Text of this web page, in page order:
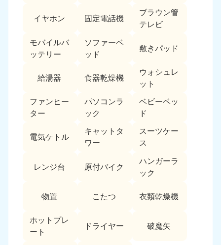
イヤホン 固定電話機
ブラウン管
テレビ
モバイルバ
ッテリー
ソファーベ
ッド
敷きパッド
給湯器 食器乾燥機
ウォシュレ
ット
ファンヒー
ター
パソコンラ
ック
ベビーベッ
ド
電気ケトル
キャットタ
ワー
スーツケー
ス
レンジ台 原付バイク
ハンガーラ
ック
物置 こたつ 衣類乾燥機
ホットプレ
ート
ドライヤー 破魔矢
050-1880-9892
沖縄県
050-1880-9887